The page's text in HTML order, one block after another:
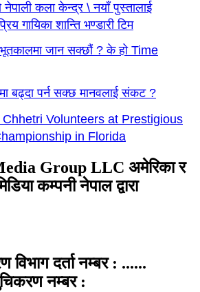
नेपाली कला केन्द्र \ नयाँ पुस्तालाई
गायिका शान्ति भण्डारी टिम
भूतकालमा जान सक्छौं ? के हो Time
बढ्दा पर्न सक्छ मानवलाई संकट ?
Volunteers at Prestigious
in Florida
Group LLC अमेरिका र
कम्पनी नेपाल द्वारा
विभाग दर्ता नम्बर : ......
नम्बर :